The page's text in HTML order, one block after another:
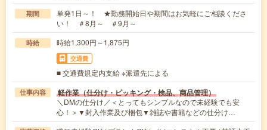
期間
単発1日～！ ★勤務開始日や期間はお気軽にご相談くださ
い！ ＃8月～ ＃9月～
時給 時給1,300円～1,875円
交通費
■ 交通費規定内支給 ※派遣先による
仕事内容 軽作業（仕分け・ピッキング・検品、商品管理）
＼DMの仕分け／＜とってもシンプルなので未経験でも安
心！＞▼封入作業及び梱包▼雑誌や書籍などの仕分け…